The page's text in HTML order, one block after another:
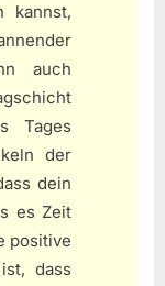
kannst,
auch
Tages
der
dein
es Zeit
positive
dass